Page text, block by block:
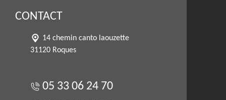
CONTACT
14 chemin canto laouzette
31120 Roques
05 33 06 24 70